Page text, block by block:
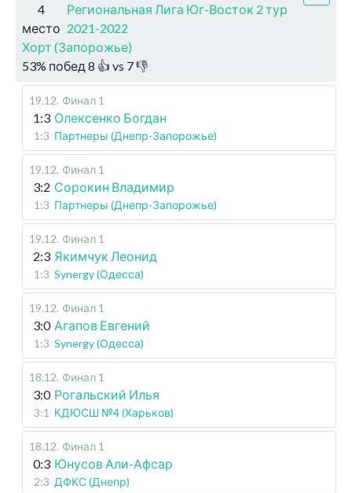
4
место
Региональная Лига Юг-Восток 2 тур
2021-2022
Хорт (Запорожье)
53% побед 8 👍 vs 7👎
19.12. Финал 1
1:3 Олексенко Богдан
1:3 Партнеры (Днепр-Запорожье)
19.12. Финал 1
3:2 Сорокин Владимир
1:3 Партнеры (Днепр-Запорожье)
19.12. Финал 1
2:3 Якимчук Леонид
1:3 Synergy (Одесса)
19.12. Финал 1
3:0 Агапов Евгений
1:3 Synergy (Одесса)
18.12. Финал 1
3:0 Рогальский Илья
3:1 КДЮСШ №4 (Харьков)
18.12. Финал 1
0:3 Юнусов Али-Афсар
2:3 ДФКС (Днепр)